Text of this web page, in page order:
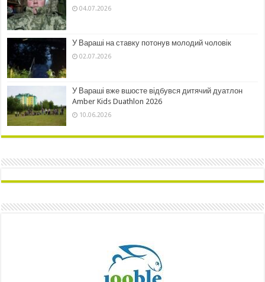
04.07.2026
У Вараші на ставку потонув молодий чоловік
02.07.2026
У Вараші вже вшосте відбувся дитячий дуатлон
Amber Kids Duathlon 2026
10.06.2026